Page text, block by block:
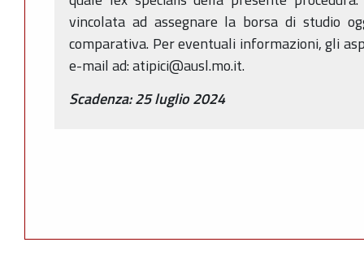
vincolata ad assegnare la borsa di studio
comparativa. Per eventuali informazioni, gli
e-mail ad: atipici@ausl.mo.it.
Scadenza: 25 luglio 2024